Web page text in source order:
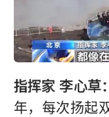
指挥家 李心草：
年，每次扬起